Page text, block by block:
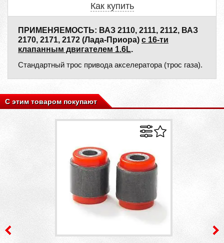
Как купить
ПРИМЕНЯЕМОСТЬ: ВАЗ 2110, 2111, 2112, ВАЗ
2170, 2171, 2172 (Лада-Приора) c 16-ти
клапанным двигателем 1.6L.
Стандартный трос привода акселератора (трос газа).
С этим товаром покупают